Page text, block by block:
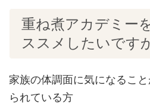
重ね煮アカデミー
ススメしたいです
家族の体調面に気になるこ
られている方